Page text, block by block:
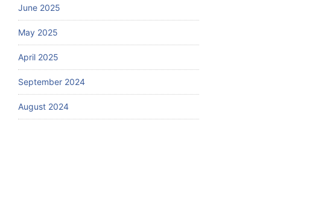
June 2025
May 2025
April 2025
September 2024
August 2024